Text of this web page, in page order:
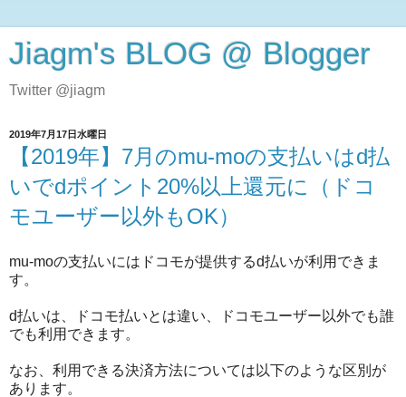
Jiagm's BLOG @ Blogger
Twitter @jiagm
2019年7月17日水曜日
【2019年】7月のmu-moの支払いはd払
いでdポイント20%以上還元に（ドコ
モユーザー以外もOK）
mu-moの支払いにはドコモが提供するd払いが利用できま
す。
d払いは、ドコモ払いとは違い、ドコモユーザー以外でも誰
でも利用できます。
なお、利用できる決済方法については以下のような区別が
あります。